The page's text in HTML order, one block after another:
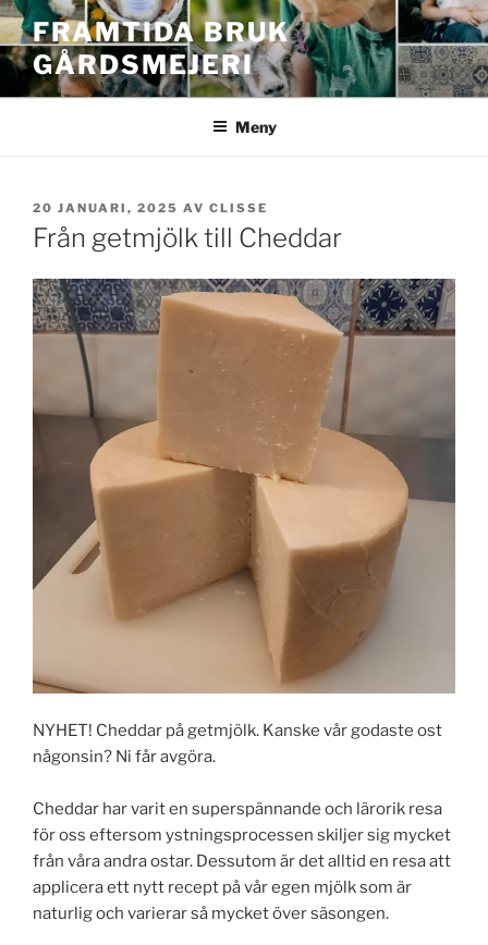
Hoppa
till
innehåll
FRAMTIDA BRUK
GÅRDSMEJERI
Meny
PUBLICERAT
20 JANUARI, 2025 AV CLISSE
Från getmjölk till Cheddar
NYHET! Cheddar på getmjölk. Kanske vår godaste ost
någonsin? Ni får avgöra.
Cheddar har varit en superspännande och lärorik resa
för oss eftersom ystningsprocessen skiljer sig mycket
från våra andra ostar. Dessutom är det alltid en resa att
applicera ett nytt recept på vår egen mjölk som är
naturlig och varierar så mycket över säsongen.